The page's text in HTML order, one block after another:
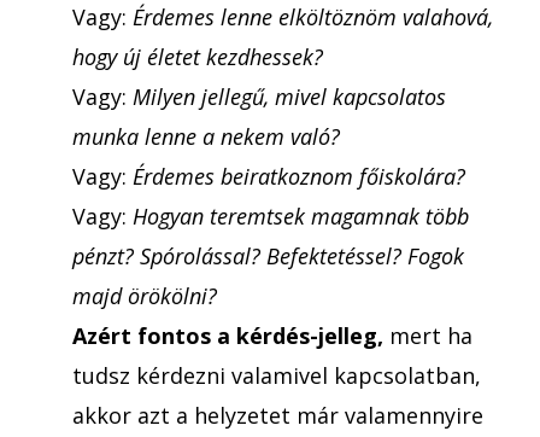
Vagy: Érdemes lenne elköltöznöm valahová,
hogy új életet kezdhessek?
Vagy: Milyen jellegű, mivel kapcsolatos
munka lenne a nekem való?
Vagy: Érdemes beiratkoznom főiskolára?
Vagy: Hogyan teremtsek magamnak több
pénzt? Spórolással? Befektetéssel? Fogok
majd örökölni?
Azért fontos a kérdés-jelleg, mert ha
tudsz kérdezni valamivel kapcsolatban,
akkor azt a helyzetet már valamennyire